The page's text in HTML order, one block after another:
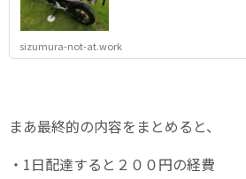
sizumura-not-at.work
まあ最終的の内容をまとめると、
・1日配達すると２００円の経費